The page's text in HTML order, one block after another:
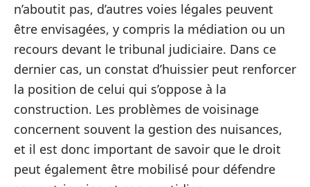
n’aboutit pas, d’autres voies légales peuvent
être envisagées, y compris la médiation ou un
recours devant le tribunal judiciaire. Dans ce
dernier cas, un constat d’huissier peut renforcer
la position de celui qui s’oppose à la
construction. Les problèmes de voisinage
concernent souvent la gestion des nuisances,
et il est donc important de savoir que le droit
peut également être mobilisé pour défendre